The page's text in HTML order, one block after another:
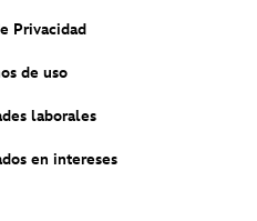
Privacidad
de uso
laborales
en intereses